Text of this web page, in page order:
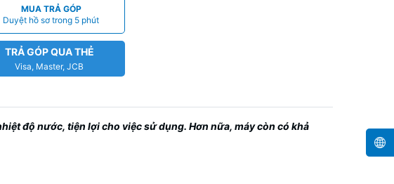
MUA TRẢ GÓP
Duyệt hồ sơ trong 5 phút
TRẢ GÓP QUA THẺ
Visa, Master, JCB
độ nước, tiện lợi cho việc sử dụng. Hơn nữa, máy còn có khả